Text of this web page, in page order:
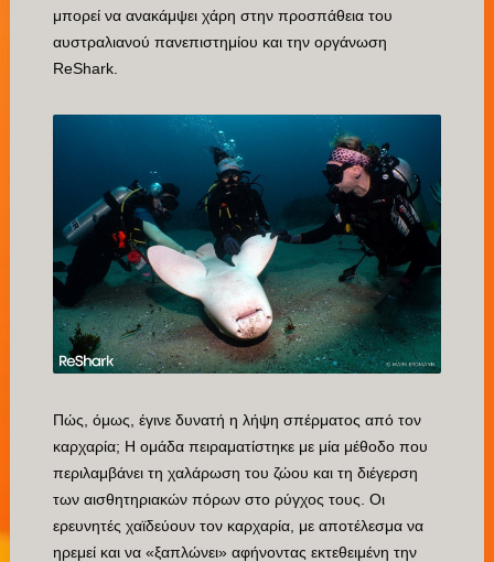
μπορεί να ανακάμψει χάρη στην προσπάθεια του
αυστραλιανού πανεπιστημίου και την οργάνωση
ReShark.
Πώς, όμως, έγινε δυνατή η λήψη σπέρματος από τον
καρχαρία; Η ομάδα πειραματίστηκε με μία μέθοδο που
περιλαμβάνει τη χαλάρωση του ζώου και τη διέγερση
των αισθητηριακών πόρων στο ρύγχος τους. Οι
ερευνητές χαϊδεύουν τον καρχαρία, με αποτέλεσμα να
ηρεμεί και να «ξαπλώνει» αφήνοντας εκτεθειμένη την